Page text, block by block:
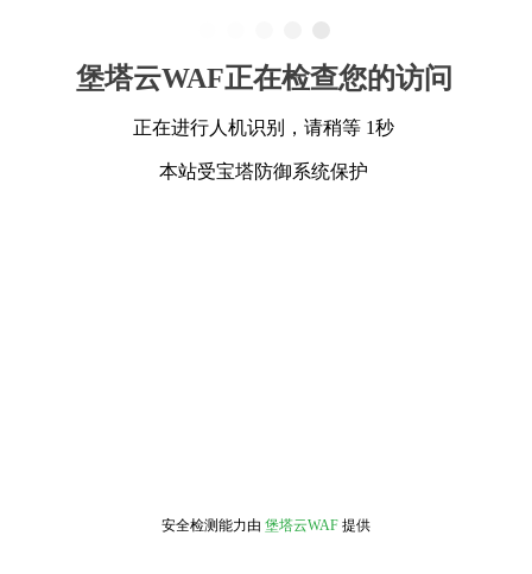
堡塔云WAF正在检查您的访问
正在进行人机识别，请稍等 1秒
本站受宝塔防御系统保护
安全检测能力由 堡塔云WAF 提供